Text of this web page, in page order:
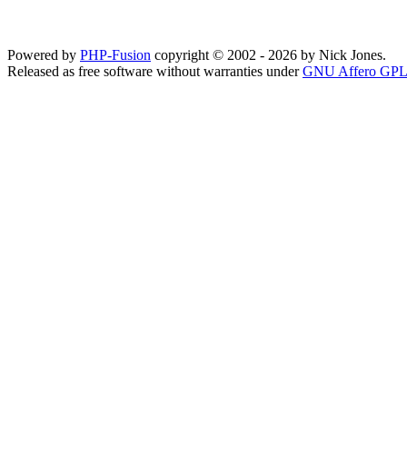
Powered by PHP-Fusion copyright © 2002 - 2026 by Nick Jones.
Released as free software without warranties underGNU Affero GPL